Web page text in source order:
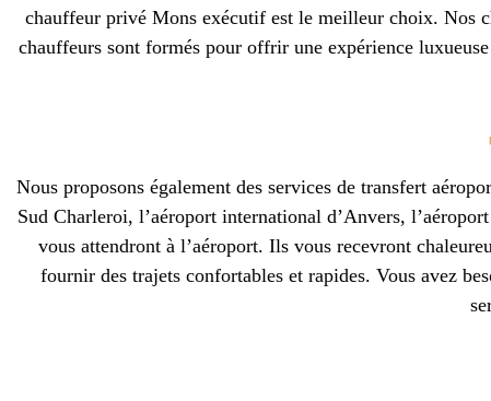
chauffeur privé Mons exécutif est le meilleur choix. Nos
chauffeurs sont formés pour offrir une expérience
Nous proposons également des services de transfert
Sud Charleroi, l’aéroport international d’Anvers,
vous attendront à l’aéroport. Ils vous recevront
fournir des trajets confortables et rapides. Vous avez